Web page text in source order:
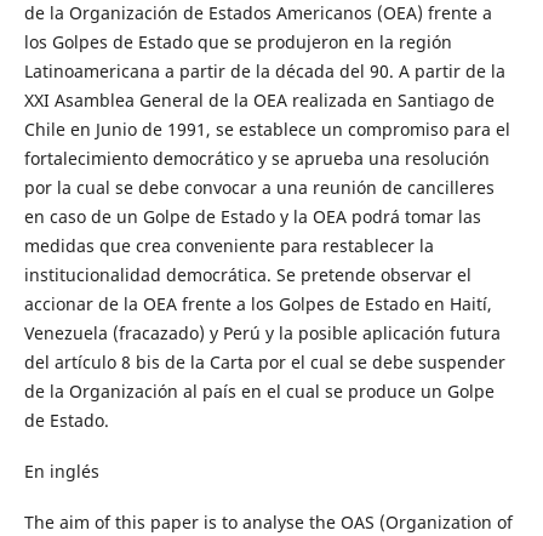
de la Organización de Estados Americanos (OEA) frente a
los Golpes de Estado que se produjeron en la región
Latinoamericana a partir de la década del 90. A partir de la
XXI Asamblea General de la OEA realizada en Santiago de
Chile en Junio de 1991, se establece un compromiso para el
fortalecimiento democrático y se aprueba una resolución
por la cual se debe convocar a una reunión de cancilleres
en caso de un Golpe de Estado y la OEA podrá tomar las
medidas que crea conveniente para restablecer la
institucionalidad democrática. Se pretende observar el
accionar de la OEA frente a los Golpes de Estado en Haití,
Venezuela (fracazado) y Perú y la posible aplicación futura
del artículo 8 bis de la Carta por el cual se debe suspender
de la Organización al país en el cual se produce un Golpe
de Estado.
En inglés
The aim of this paper is to analyse the OAS (Organization of